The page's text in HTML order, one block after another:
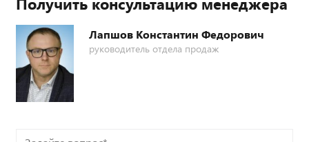
Лапшов Константин Федорович
руководитель отдела продаж
Задайте